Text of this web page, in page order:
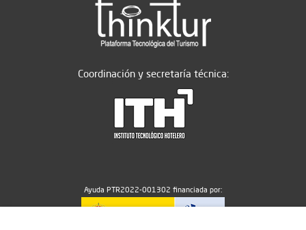
Coordinación y secretaría técnica:
Ayuda PTR2022-001302 financiada por: